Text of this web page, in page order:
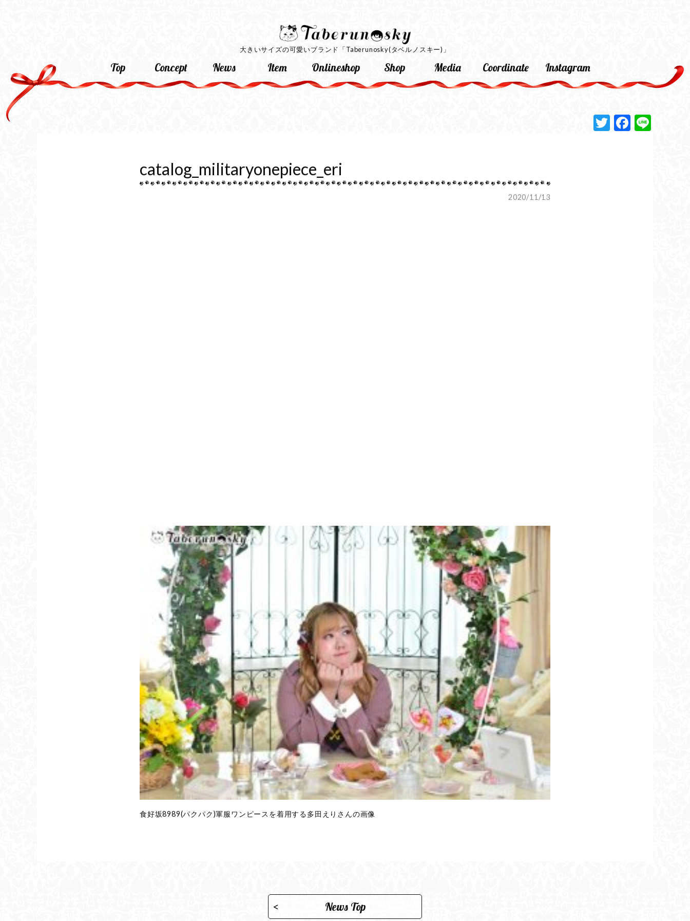
大きいサイズの可愛いブランド 「Taberunosky(タベルノスキー)」
Top Concept News Item Onlineshop Shop Media Coordinate Instagram
Twitter
catalog_militaryonepiece_eri
2020/11/13
食好坂8989(パクパク)軍服ワンピースを着用する多田えりさんの画像
News Top